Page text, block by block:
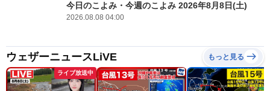
今日のこよみ・今週のこよみ 2026年8月8日(土)
2026.08.08 04:00
ウェザーニュースLiVE もっと見る
ライブ放送中